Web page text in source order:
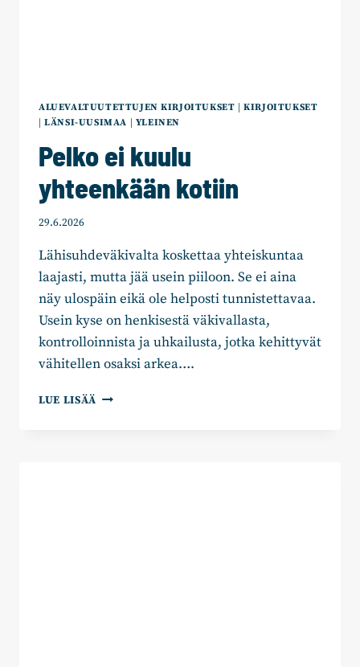
ALUEVALTUUTETTUJEN KIRJOITUKSET |KIRJOITUKSET
|LÄNSI-UUSIMAA YLEINEN
Pelko ei kuulu
yhteenkään kotiin
29.6.2026
Lähisuhdeväkivalta koskettaa yhteiskuntaa
laajasti, mutta jää usein piiloon. Se ei aina
näy ulospäin eikä ole helposti tunnistettavaa.
Usein kyse on henkisestä väkivallasta,
kontrolloinnista ja uhkailusta, jotka kehittyvät
vähitellen osaksi arkea….
LUE LISÄÄ PELKO